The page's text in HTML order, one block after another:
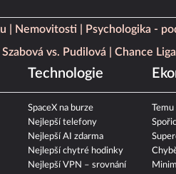
Nemovitosti
Psychologika -
vs. Pudilová Chance
Technologie
SpaceX na burze
Nejlepší telefony
Nejlepší AI zdarma
Nejlepší chytré hodinky
Nejlepší VPN – srovnání